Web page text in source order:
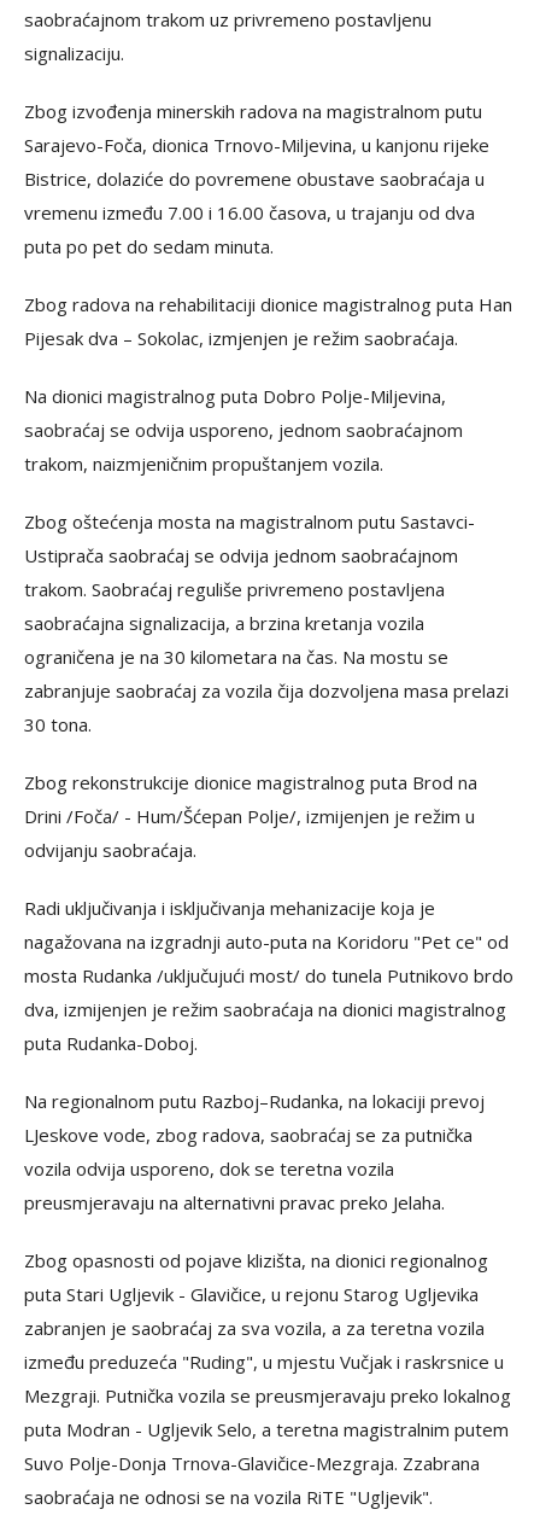
saobraćajnom trakom uz privremeno postavljenu
signalizaciju.
Zbog izvođenja minerskih radova na magistralnom putu
Sarajevo-Foča, dionica Trnovo-Miljevina, u kanjonu rijeke
Bistrice, dolaziće do povremene obustave saobraćaja u
vremenu između 7.00 i 16.00 časova, u trajanju od dva
puta po pet do sedam minuta.
Zbog radova na rehabilitaciji dionice magistralnog puta Han
Pijesak dva – Sokolac, izmjenjen je režim saobraćaja.
Na dionici magistralnog puta Dobro Polje-Miljevina,
saobraćaj se odvija usporeno, jednom saobraćajnom
trakom, naizmjeničnim propuštanjem vozila.
Zbog oštećenja mosta na magistralnom putu Sastavci-
Ustiprača saobraćaj se odvija jednom saobraćajnom
trakom. Saobraćaj reguliše privremeno postavljena
saobraćajna signalizacija, a brzina kretanja vozila
ograničena je na 30 kilometara na čas. Na mostu se
zabranjuje saobraćaj za vozila čija dozvoljena masa prelazi
30 tona.
Zbog rekonstrukcije dionice magistralnog puta Brod na
Drini /Foča/ - Hum/Šćepan Polje/, izmijenjen je režim u
odvijanju saobraćaja.
Radi uključivanja i isključivanja mehanizacije koja je
nagažovana na izgradnji auto-puta na Koridoru "Pet ce" od
mosta Rudanka /uključujući most/ do tunela Putnikovo brdo
dva, izmijenjen je režim saobraćaja na dionici magistralnog
puta Rudanka-Doboj.
Na regionalnom putu Razboj–Rudanka, na lokaciji prevoj
LJeskove vode, zbog radova, saobraćaj se za putnička
vozila odvija usporeno, dok se teretna vozila
preusmjeravaju na alternativni pravac preko Jelaha.
Zbog opasnosti od pojave klizišta, na dionici regionalnog
puta Stari Ugljevik - Glavičice, u rejonu Starog Ugljevika
zabranjen je saobraćaj za sva vozila, a za teretna vozila
između preduzeća "Ruding", u mjestu Vučjak i raskrsnice u
Mezgraji. Putnička vozila se preusmjeravaju preko lokalnog
puta Modran - Ugljevik Selo, a teretna magistralnim putem
Suvo Polje-Donja Trnova-Glavičice-Mezgraja. Zzabrana
saobraćaja ne odnosi se na vozila RiTE "Ugljevik".